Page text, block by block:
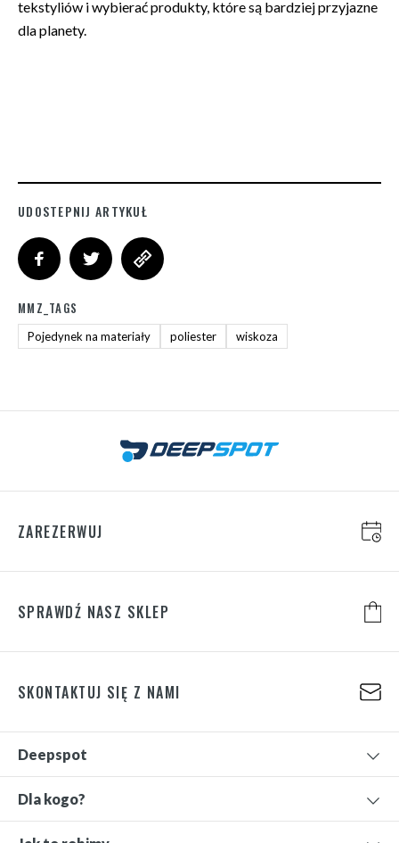
tekstyliów i wybierać produkty, które są bardziej przyjazne
dla planety.
UDOSTEPNIJ ARTYKUŁ
MMZ_TAGS
Pojedynek na materiały poliester wiskoza
ZAREZERWUJ
SPRAWDŹ NASZ SKLEP
SKONTAKTUJ SIĘ Z NAMI
Deepspot
Dla kogo?